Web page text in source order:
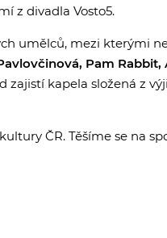
z divadla Vosto5.
umělců, mezi kterými
Pam Rabbit,
zajistí kapela složená z
ČR. Těšíme se na